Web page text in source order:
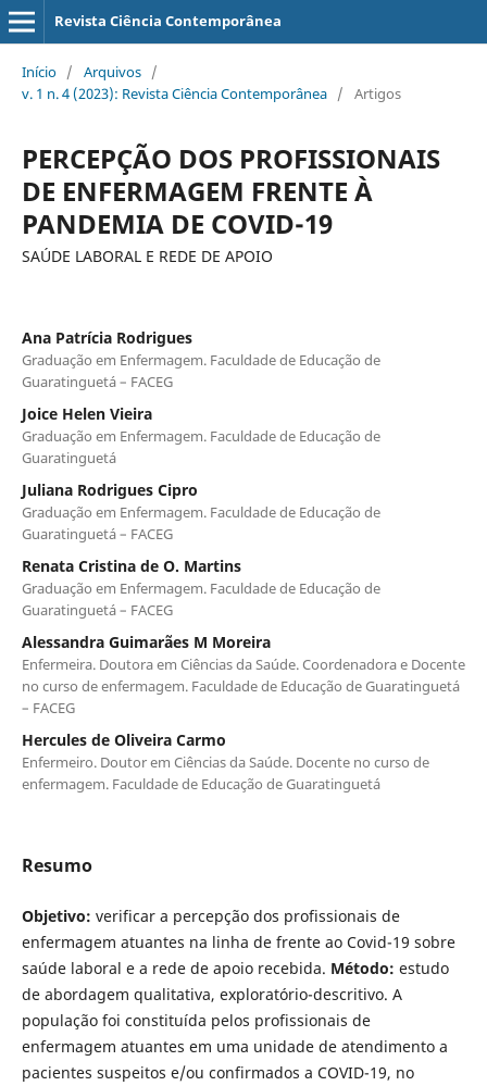
Revista Ciência Contemporânea
Início / Arquivos /
v. 1 n. 4 (2023): Revista Ciência Contemporânea / Artigos
PERCEPÇÃO DOS PROFISSIONAIS
DE ENFERMAGEM FRENTE À
PANDEMIA DE COVID-19
SAÚDE LABORAL E REDE DE APOIO
Ana Patrícia Rodrigues
Graduação em Enfermagem. Faculdade de Educação de
Guaratinguetá – FACEG
Joice Helen Vieira
Graduação em Enfermagem. Faculdade de Educação de
Guaratinguetá
Juliana Rodrigues Cipro
Graduação em Enfermagem. Faculdade de Educação de
Guaratinguetá – FACEG
Renata Cristina de O. Martins
Graduação em Enfermagem. Faculdade de Educação de
Guaratinguetá – FACEG
Alessandra Guimarães M Moreira
Enfermeira. Doutora em Ciências da Saúde. Coordenadora e Docente
no curso de enfermagem. Faculdade de Educação de Guaratinguetá
– FACEG
Hercules de Oliveira Carmo
Enfermeiro. Doutor em Ciências da Saúde. Docente no curso de
enfermagem. Faculdade de Educação de Guaratinguetá
Resumo
Objetivo: verificar a percepção dos profissionais de
enfermagem atuantes na linha de frente ao Covid-19 sobre
saúde laboral e a rede de apoio recebida. Método: estudo
de abordagem qualitativa, exploratório-descritivo. A
população foi constituída pelos profissionais de
enfermagem atuantes em uma unidade de atendimento a
pacientes suspeitos e/ou confirmados a COVID-19, no